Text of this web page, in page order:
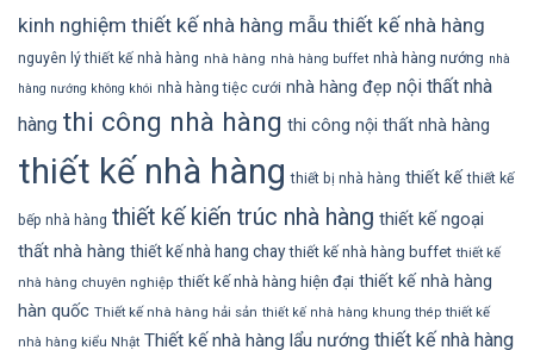
kinh nghiệm thiết kế nhà hàng mẫu thiết kế nhà hàng
nguyên lý thiết kế nhà hàng nhà hàng nhà hàng buffet nhà hàng nướng nhà
hàng nướng không khói nhà hàng tiệc cưới nhà hàng đẹp nội thất nhà
hàng thi công nhà hàng thi công nội thất nhà hàng
thiết kế nhà hàng thiết bị nhà hàng thiết kế thiết kế
bếp nhà hàng thiết kế kiến trúc nhà hàng thiết kế ngoại
thất nhà hàng thiết kế nhà hang chay thiết kế nhà hàng buffet thiết kế
nhà hàng chuyên nghiệp thiết kế nhà hàng hiện đại thiết kế nhà hàng
hàn quốc Thiết kế nhà hàng hải sản thiết kế nhà hàng khung thép thiết kế
nhà hàng kiểu Nhật Thiết kế nhà hàng lẩu nướng thiết kế nhà hàng